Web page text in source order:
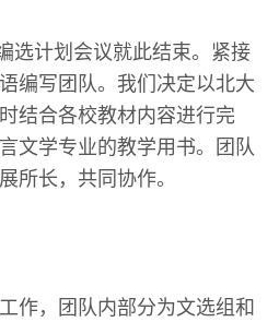
选计划会议就此结束。紧接
编写团队。我们决定以北大
结合各校教材内容进行完
文学专业的教学用书。团队
所长，共同协作。
作，团队内部分为文选组和